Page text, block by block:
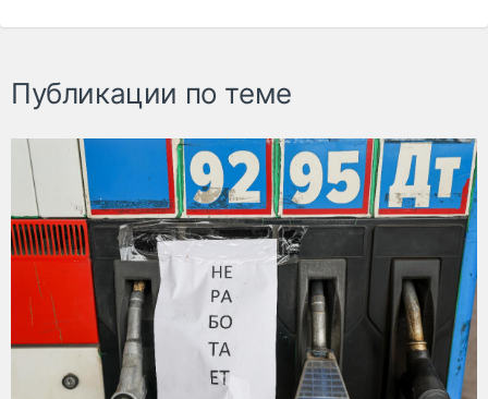
Публикации по теме